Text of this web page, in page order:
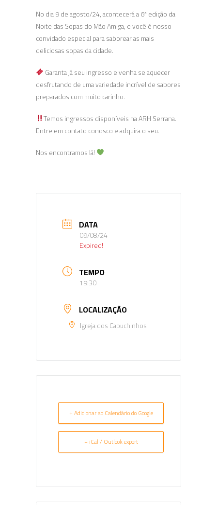
No dia 9 de agosto/24, acontecerá a 6ª edição da
Noite das Sopas do Mão Amiga, e você é nosso
convidado especial para saborear as mais
deliciosas sopas da cidade.
Garanta já seu ingresso e venha se aquecer
desfrutando de uma variedade incrível de sabores
preparados com muito carinho.
Temos ingressos disponíveis na ARH Serrana.
Entre em contato conosco e adquira o seu.
Nos encontramos lá!
DATA
09/08/24
Expired!
TEMPO
19:30
LOCALIZAÇÃO
Igreja dos Capuchinhos
+ Adicionar ao Calendário do Google
+ iCal / Outlook export